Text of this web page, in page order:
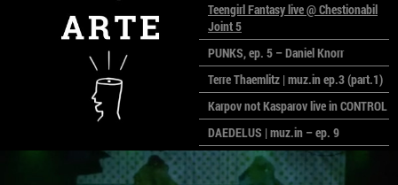
Teengirl Fantasy live @ Chestionabil
Joint 5
PUNKS, ep. 5 – Daniel Knorr
Terre Thaemlitz | muz.in ep.3 (part.1)
Karpov not Kasparov live in CONTROL
DAEDELUS | muz.in – ep. 9
LALELE, LALELE – prima premieră a
anului la MACAZ